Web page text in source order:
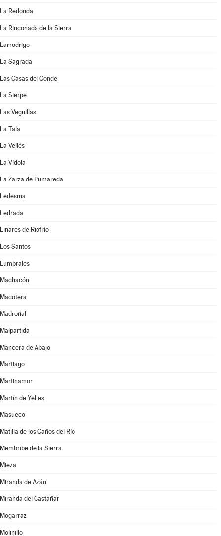
La Redonda
La Rinconada de la Sierra
Larrodrigo
La Sagrada
Las Casas del Conde
La Sierpe
Las Veguillas
La Tala
La Vellés
La Vídola
La Zarza de Pumareda
Ledesma
Ledrada
Linares de Riofrío
Los Santos
Lumbrales
Machacón
Macotera
Madroñal
Malpartida
Mancera de Abajo
Martiago
Martinamor
Martín de Yeltes
Masueco
Matilla de los Caños del Río
Membribe de la Sierra
Mieza
Miranda de Azán
Miranda del Castañar
Mogarraz
Molinillo